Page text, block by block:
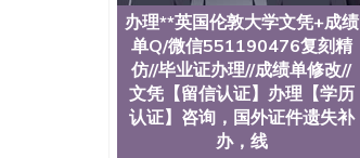
办理**英国伦敦大学文凭+成绩
单Q/微信551190476复刻精
仿//毕业证办理//成绩单修改//
文凭【留信认证】办理【学历
认证】咨询，国外证件遗失补
办，线